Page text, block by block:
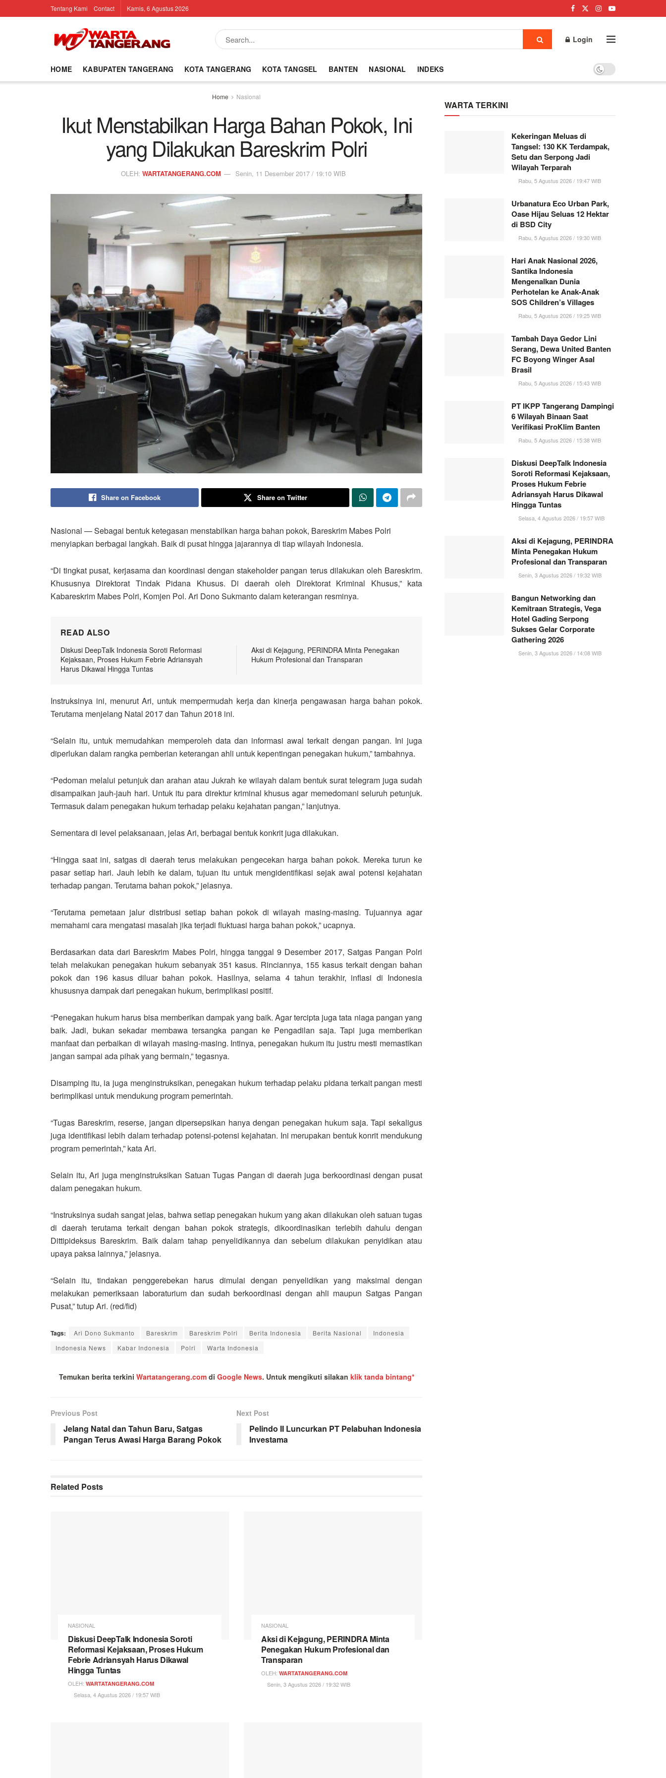
Tentang Kami Contact Kamis, 6 Agustus 2026
Login
HOME KABUPATEN TANGERANG KOTA TANGERANG KOTA TANGSEL BANTEN NASIONAL INDEKS
Home Nasional
Ikut Menstabilkan Harga Bahan Pokok, Ini
yang Dilakukan Bareskrim Polri
OLEH: WARTATANGERANG.COM Senin, 11 Desember 2017 / 19:10 WIB
Share on Facebook Share on Twitter
Nasional — Sebagai bentuk ketegasan menstabilkan harga bahan pokok, Bareskrim Mabes Polri
menyiapkan berbagai langkah. Baik di pusat hingga jajarannya di tiap wilayah Indonesia.
“Di tingkat pusat, kerjasama dan koordinasi dengan stakeholder pangan terus dilakukan oleh Bareskrim.
Khususnya Direktorat Tindak Pidana Khusus. Di daerah oleh Direktorat Kriminal Khusus,” kata
Kabareskrim Mabes Polri, Komjen Pol. Ari Dono Sukmanto dalam keterangan resminya.
READ ALSO
Diskusi DeepTalk Indonesia Soroti Reformasi
Kejaksaan, Proses Hukum Febrie Adriansyah
Harus Dikawal Hingga Tuntas
Aksi di Kejagung, PERINDRA Minta Penegakan
Hukum Profesional dan Transparan
Instruksinya ini, menurut Ari, untuk mempermudah kerja dan kinerja pengawasan harga bahan pokok.
Terutama menjelang Natal 2017 dan Tahun 2018 ini.
“Selain itu, untuk memudahkan memperoleh data dan informasi awal terkait dengan pangan. Ini juga
diperlukan dalam rangka pemberian keterangan ahli untuk kepentingan penegakan hukum,” tambahnya.
“Pedoman melalui petunjuk dan arahan atau Jukrah ke wilayah dalam bentuk surat telegram juga sudah
disampaikan jauh-jauh hari. Untuk itu para direktur kriminal khusus agar memedomani seluruh petunjuk.
Termasuk dalam penegakan hukum terhadap pelaku kejahatan pangan,” lanjutnya.
Sementara di level pelaksanaan, jelas Ari, berbagai bentuk konkrit juga dilakukan.
“Hingga saat ini, satgas di daerah terus melakukan pengecekan harga bahan pokok. Mereka turun ke
pasar setiap hari. Jauh lebih ke dalam, tujuan itu untuk mengidentifikasi sejak awal potensi kejahatan
terhadap pangan. Terutama bahan pokok,” jelasnya.
“Terutama pemetaan jalur distribusi setiap bahan pokok di wilayah masing-masing. Tujuannya agar
memahami cara mengatasi masalah jika terjadi fluktuasi harga bahan pokok,” ucapnya.
Berdasarkan data dari Bareskrim Mabes Polri, hingga tanggal 9 Desember 2017, Satgas Pangan Polri
telah melakukan penegakan hukum sebanyak 351 kasus. Rinciannya, 155 kasus terkait dengan bahan
pokok dan 196 kasus diluar bahan pokok. Hasilnya, selama 4 tahun terakhir, inflasi di Indonesia
khususnya dampak dari penegakan hukum, berimplikasi positif.
“Penegakan hukum harus bisa memberikan dampak yang baik. Agar tercipta juga tata niaga pangan yang
baik. Jadi, bukan sekadar membawa tersangka pangan ke Pengadilan saja. Tapi juga memberikan
manfaat dan perbaikan di wilayah masing-masing. Intinya, penegakan hukum itu justru mesti memastikan
jangan sampai ada pihak yang bermain,” tegasnya.
Disamping itu, ia juga menginstruksikan, penegakan hukum terhadap pelaku pidana terkait pangan mesti
berimplikasi untuk mendukung program pemerintah.
“Tugas Bareskrim, reserse, jangan dipersepsikan hanya dengan penegakan hukum saja. Tapi sekaligus
juga identifikasi lebih dalam terhadap potensi-potensi kejahatan. Ini merupakan bentuk konrit mendukung
program pemerintah,” kata Ari.
Selain itu, Ari juga menginstruksikan Satuan Tugas Pangan di daerah juga berkoordinasi dengan pusat
dalam penegakan hukum.
“Instruksinya sudah sangat jelas, bahwa setiap penegakan hukum yang akan dilakukan oleh satuan tugas
di daerah terutama terkait dengan bahan pokok strategis, dikoordinasikan terlebih dahulu dengan
Dittipideksus Bareskrim. Baik dalam tahap penyelidikannya dan sebelum dilakukan penyidikan atau
upaya paksa lainnya,” jelasnya.
“Selain itu, tindakan penggerebekan harus dimulai dengan penyelidikan yang maksimal dengan
melakukan pemeriksaan laboraturium dan sudah berkoordinasi dengan ahli maupun Satgas Pangan
Pusat,” tutup Ari. (red/fid)
Tags: Ari Dono Sukmanto Bareskrim Bareskrim Polri Berita Indonesia Berita Nasional
Indonesia
Indonesia News
Kabar Indonesia Polri Warta Indonesia
Temukan berita terkini Wartatangerang.comdi Google News. Untuk mengikuti silakan klik tanda bintang*
Previous Post
Jelang Natal dan Tahun Baru, Satgas
Pangan Terus Awasi Harga Barang Pokok
Next Post
Pelindo II Luncurkan PT Pelabuhan Indonesia
Investama
Related Posts
NASIONAL
Diskusi DeepTalk Indonesia Soroti
Reformasi Kejaksaan, Proses Hukum
Febrie Adriansyah Harus Dikawal
Hingga Tuntas
OLEH: WARTATANGERANG.COM
Selasa, 4 Agustus 2026 / 19:57 WIB
NASIONAL
Aksi di Kejagung, PERINDRA Minta
Penegakan Hukum Profesional dan
Transparan
OLEH: WARTATANGERANG.COM
Senin, 3 Agustus 2026 / 19:32 WIB
WARTA TERKINI
Kekeringan Meluas di
Tangsel: 130 KK Terdampak,
Setu dan Serpong Jadi
Wilayah Terparah
Rabu, 5 Agustus 2026 / 19:47 WIB
Urbanatura Eco Urban Park,
Oase Hijau Seluas 12 Hektar
di BSD City
Rabu, 5 Agustus 2026 / 19:30 WIB
Hari Anak Nasional 2026,
Santika Indonesia
Mengenalkan Dunia
Perhotelan ke Anak-Anak
SOS Children’s Villages
Rabu, 5 Agustus 2026 / 19:25 WIB
Tambah Daya Gedor Lini
Serang, Dewa United Banten
FC Boyong Winger Asal
Brasil
Rabu, 5 Agustus 2026 / 15:43 WIB
PT IKPP Tangerang Dampingi
6 Wilayah Binaan Saat
Verifikasi ProKlim Banten
Rabu, 5 Agustus 2026 / 15:38 WIB
Diskusi DeepTalk Indonesia
Soroti Reformasi Kejaksaan,
Proses Hukum Febrie
Adriansyah Harus Dikawal
Hingga Tuntas
Selasa, 4 Agustus 2026 / 19:57 WIB
Aksi di Kejagung, PERINDRA
Minta Penegakan Hukum
Profesional dan Transparan
Senin, 3 Agustus 2026 / 19:32 WIB
Bangun Networking dan
Kemitraan Strategis, Vega
Hotel Gading Serpong
Sukses Gelar Corporate
Gathering 2026
Senin, 3 Agustus 2026 / 14:08 WIB